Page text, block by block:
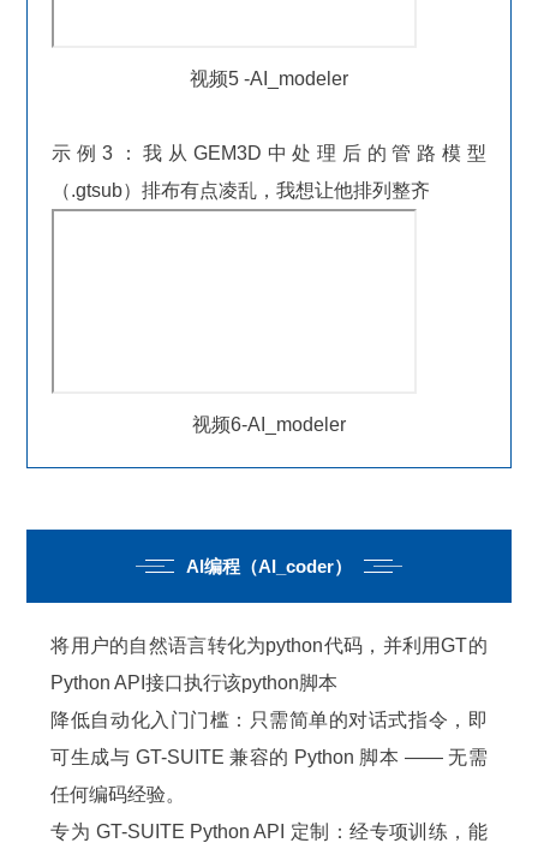
视频5 -AI_modeler
示例3：我从GEM3D中处理后的管路模型
（.gtsub）排布有点凌乱，我想让他排列整齐
视频6-AI_modeler
AI编程（AI_coder）
将用户的自然语言转化为python代码，并利用GT的
Python API接口执行该python脚本
降低自动化入门门槛：只需简单的对话式指令，即
可生成与 GT-SUITE 兼容的 Python 脚本 —— 无需
任何编码经验。
专为 GT-SUITE Python API 定制：经专项训练，能